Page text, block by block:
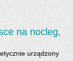
na nocleg,
urządzony